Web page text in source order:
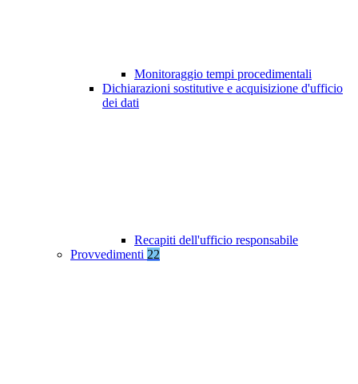
Monitoraggio tempi procedimentali
Dichiarazioni sostitutive e acquisizione d'ufficio
dei dati
Recapiti dell'ufficio responsabile
Provvedimenti 22